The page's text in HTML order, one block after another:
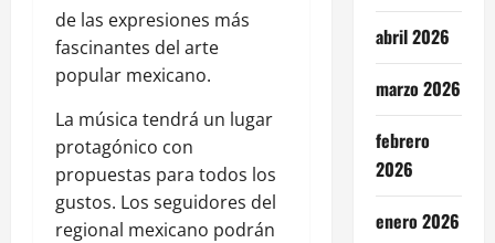
de las expresiones más
fascinantes del arte
popular mexicano.
La música tendrá un lugar
protagónico con
propuestas para todos los
gustos. Los seguidores del
regional mexicano podrán
abril 2026
marzo 2026
febrero
2026
enero 2026